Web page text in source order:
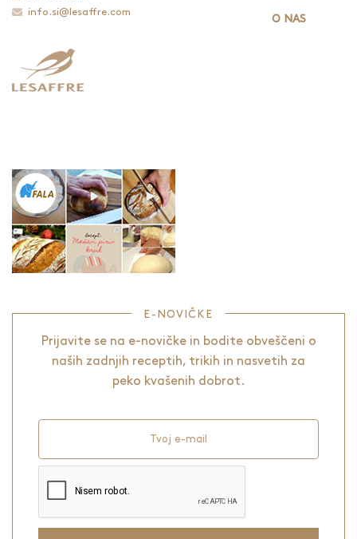
info.si@lesaffre.com
O NAS
E-NOVIČKE
Prijavite se na e-novičke in bodite obveščeni o
naših zadnjih receptih, trikih in nasvetih za
peko kvašenih dobrot.
Tvoj e-mail